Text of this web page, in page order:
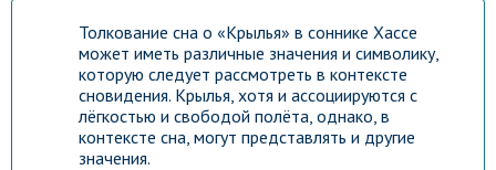
Толкование сна о «Крылья» в соннике Хассе
может иметь различные значения и символику,
которую следует рассмотреть в контексте
сновидения. Крылья, хотя и ассоциируются с
лёгкостью и свободой полёта, однако, в
контексте сна, могут представлять и другие
значения.